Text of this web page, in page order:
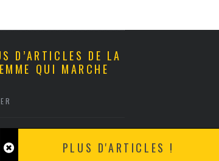
PLUS D'ARTICLES !
D’ARTICLES DE LA
QUI MARCHE